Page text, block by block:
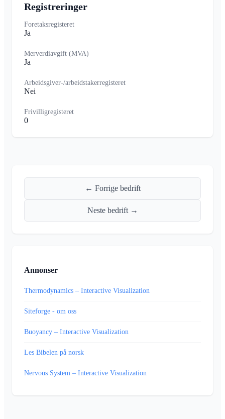
Registreringer
Foretaksregisteret
Ja
Merverdiavgift (MVA)
Ja
Arbeidsgiver-/arbeidstakerregisteret
Nei
Frivilligregisteret
0
← Forrige bedrift
Neste bedrift →
Annonser
Thermodynamics – Interactive Visualization
Siteforge - om oss
Buoyancy – Interactive Visualization
Les Bibelen på norsk
Nervous System – Interactive Visualization